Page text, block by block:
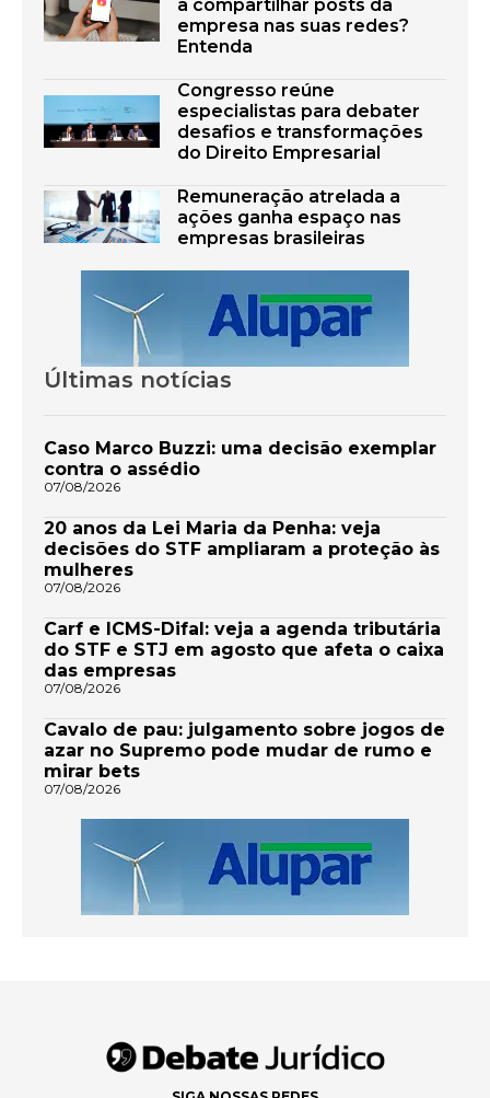
a compartilhar posts da
empresa nas suas redes?
Entenda
Congresso reúne
especialistas para debater
desafios e transformações
do Direito Empresarial
Remuneração atrelada a
ações ganha espaço nas
empresas brasileiras
Últimas notícias
Caso Marco Buzzi: uma decisão exemplar
contra o assédio
07/08/2026
20 anos da Lei Maria da Penha: veja
decisões do STF ampliaram a proteção às
mulheres
07/08/2026
Carf e ICMS-Difal: veja a agenda tributária
do STF e STJ em agosto que afeta o caixa
das empresas
07/08/2026
Cavalo de pau: julgamento sobre jogos de
azar no Supremo pode mudar de rumo e
mirar bets
07/08/2026